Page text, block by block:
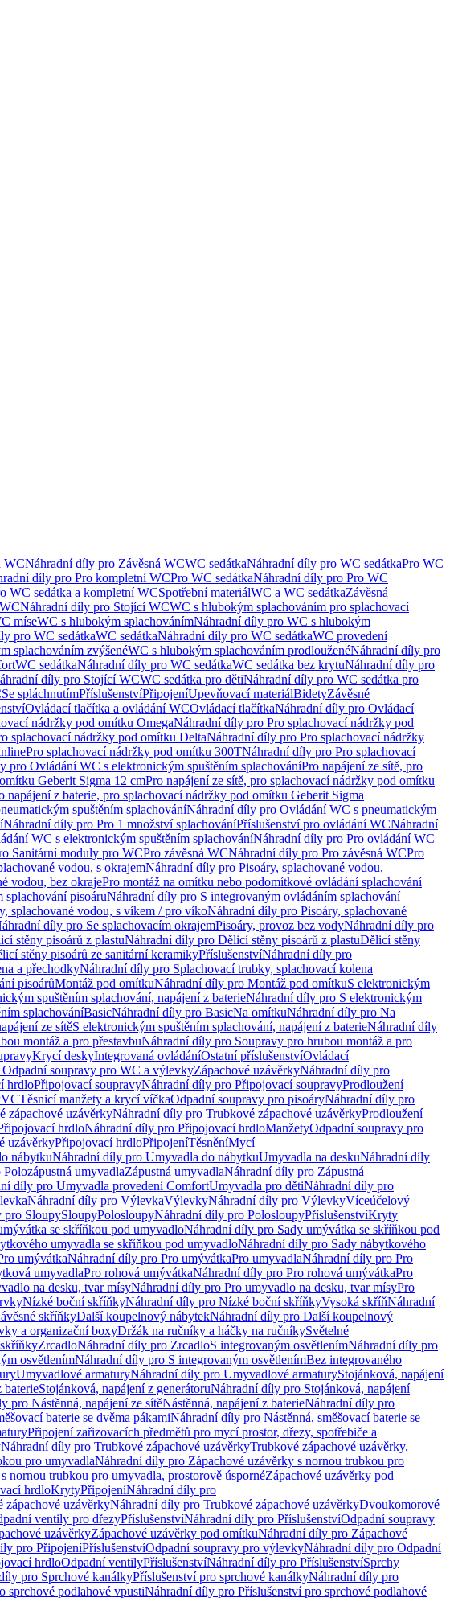
WCNáhradní díly pro Závěsná WCWC sedátkaNáhradní díly pro WC sedátkaPro WC
díly pro Pro kompletní WCPro WC sedátkaNáhradní díly pro Pro WC
WC sedátka a kompletní WCSpotřební materiálWC a WC sedátkaZávěsná
Náhradní díly pro Stojící WCWC s hlubokým splachováním pro splachovací
míseWC s hlubokým splachovánímNáhradní díly pro WC s hlubokým
pro WC sedátkaWC sedátkaNáhradní díly pro WC sedátkaWC provedení
splachováním zvýšenéWC s hlubokým splachováním prodlouženéNáhradní díly pro
WC sedátkaNáhradní díly pro WC sedátkaWC sedátka bez krytuNáhradní díly pro
díly pro Stojící WCWC sedátka pro dětiNáhradní díly pro WC sedátka pro
Se spláchnutímPříslušenstvíPřipojeníUpevňovací materiálBidetyZávěsné
Ovládací tlačítka a ovládání WCOvládací tlačítkaNáhradní díly pro Ovládací
nádržky pod omítku OmegaNáhradní díly pro Pro splachovací nádržky pod
splachovací nádržky pod omítku DeltaNáhradní díly pro Pro splachovací nádržky
Pro splachovací nádržky pod omítku 300TNáhradní díly pro Pro splachovací
pro Ovládání WC s elektronickým spuštěním splachováníPro napájení ze sítě, pro
Geberit Sigma 12 cmPro napájení ze sítě, pro splachovací nádržky pod omítku
napájení z baterie, pro splachovací nádržky pod omítku Geberit Sigma
spuštěním splachováníNáhradní díly pro Ovládání WC s pneumatickým
Náhradní díly pro Pro 1 množství splachováníPříslušenství pro ovládání WCNáhradní
WC s elektronickým spuštěním splachováníNáhradní díly pro Pro ovládání WC
Sanitární moduly pro WCPro závěsná WCNáhradní díly pro Pro závěsná WCPro
vodou, s okrajemNáhradní díly pro Pisoáry, splachované vodou,
vodou, bez okrajePro montáž na omítku nebo podomítkové ovládání splachování
splachování pisoáruNáhradní díly pro S integrovaným ovládáním splachování
splachované vodou, s víkem / pro víkoNáhradní díly pro Pisoáry, splachované
díly pro Se splachovacím okrajemPisoáry, provoz bez vodyNáhradní díly pro
stěny pisoárů z plastuNáhradní díly pro Dělicí stěny pisoárů z plastuDělicí stěny
stěny pisoárů ze sanitární keramikyPříslušenstvíNáhradní díly pro
a přechodkyNáhradní díly pro Splachovací trubky, splachovací kolena
pisoárůMontáž pod omítkuNáhradní díly pro Montáž pod omítkuS elektronickým
spuštěním splachování, napájení z baterieNáhradní díly pro S elektronickým
splachováníBasicNáhradní díly pro BasicNa omítkuNáhradní díly pro Na
ze sítěS elektronickým spuštěním splachování, napájení z baterieNáhradní díly
montáž a pro přestavbuNáhradní díly pro Soupravy pro hrubou montáž a pro
Krycí deskyIntegrovaná ovládáníOstatní příslušenstvíOvládací
soupravy pro WC a výlevkyZápachové uzávěrkyNáhradní díly pro
hrdloPřipojovací soupravyNáhradní díly pro Připojovací soupravyProdloužení
Těsnicí manžety a krycí víčkaOdpadní soupravy pro pisoáryNáhradní díly pro
zápachové uzávěrkyNáhradní díly pro Trubkové zápachové uzávěrkyProdloužení
hrdloNáhradní díly pro Připojovací hrdloManžetyOdpadní soupravy pro
uzávěrkyPřipojovací hrdloPřipojeníTěsněníMycí
nábytkuNáhradní díly pro Umyvadla do nábytkuUmyvadla na deskuNáhradní díly
umyvadlaZápustná umyvadlaNáhradní díly pro Zápustná
díly pro Umyvadla provedení ComfortUmyvadla pro dětiNáhradní díly pro
Náhradní díly pro VýlevkaVýlevkyNáhradní díly pro VýlevkyVíceúčelový
pro SloupySloupyPolosloupyNáhradní díly pro PolosloupyPříslušenstvíKryty
se skříňkou pod umyvadloNáhradní díly pro Sady umývátka se skříňkou pod
umyvadla se skříňkou pod umyvadloNáhradní díly pro Sady nábytkového
umývátkaNáhradní díly pro Pro umývátkaPro umyvadlaNáhradní díly pro Pro
umyvadlaPro rohová umývátkaNáhradní díly pro Pro rohová umývátkaPro
na desku, tvar mísyNáhradní díly pro Pro umyvadlo na desku, tvar mísyPro
Nízké boční skříňkyNáhradní díly pro Nízké boční skříňkyVysoká skříňNáhradní
skříňkyDalší koupelnový nábytekNáhradní díly pro Další koupelnový
a organizační boxyDržák na ručníky a háčky na ručníkySvětelné
ZrcadloNáhradní díly pro ZrcadloS integrovaným osvětlenímNáhradní díly pro
osvětlenímNáhradní díly pro S integrovaným osvětlenímBez integrovaného
Umyvadlové armaturyNáhradní díly pro Umyvadlové armaturyStojánková, napájení
baterieStojánková, napájení z generátoruNáhradní díly pro Stojánková, napájení
pro Nástěnná, napájení ze sítěNástěnná, napájení z baterieNáhradní díly pro
baterie se dvěma pákamiNáhradní díly pro Nástěnná, směšovací baterie se
Připojení zařizovacích předmětů pro mycí prostor, dřezy, spotřebiče a
Náhradní díly pro Trubkové zápachové uzávěrkyTrubkové zápachové uzávěrky,
pro umyvadlaNáhradní díly pro Zápachové uzávěrky s nornou trubkou pro
nornou trubkou pro umyvadla, prostorově úspornéZápachové uzávěrky pod
hrdloKrytyPřipojeníNáhradní díly pro
zápachové uzávěrkyNáhradní díly pro Trubkové zápachové uzávěrkyDvoukomorové
ventily pro dřezyPříslušenstvíNáhradní díly pro PříslušenstvíOdpadní soupravy
uzávěrkyZápachové uzávěrky pod omítkuNáhradní díly pro Zápachové
pro PřipojeníPříslušenstvíOdpadní soupravy pro výlevkyNáhradní díly pro Odpadní
hrdloOdpadní ventilyPříslušenstvíNáhradní díly pro PříslušenstvíSprchy
pro Sprchové kanálkyPříslušenství pro sprchové kanálkyNáhradní díly pro
sprchové podlahové vpustiNáhradní díly pro Příslušenství pro sprchové podlahové